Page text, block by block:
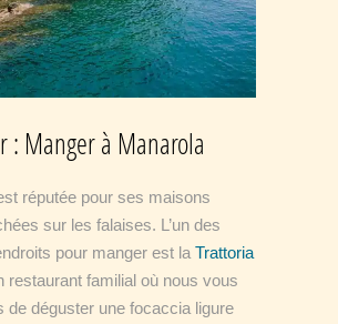
: Manger à Manarola
réputée pour ses maisons
sur les falaises. L’un des
pour manger est la Trattoria
restaurant familial où nous vous
de déguster une focaccia ligure